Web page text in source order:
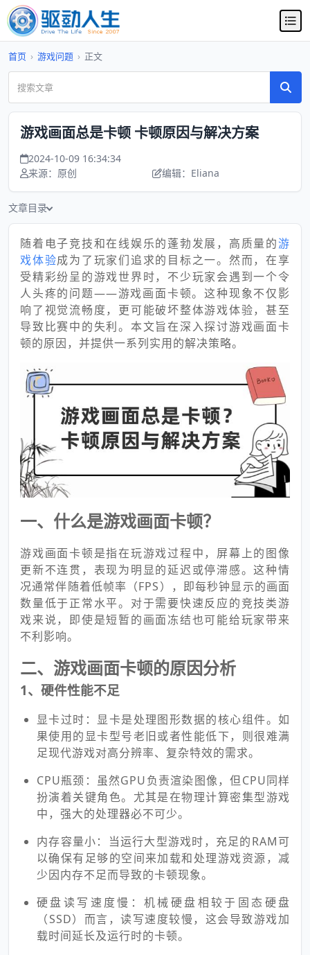
首页 › 游戏问题 › 正文
游戏画面总是卡顿 卡顿原因与解决方案
2024-10-09 16:34:34
来源：原创
编辑：Eliana
文章目录
随着电子竞技和在线娱乐的蓬勃发展，高质量的游
戏体验成为了玩家们追求的目标之一。然而，在享
受精彩纷呈的游戏世界时，不少玩家会遇到一个令
人头疼的问题——游戏画面卡顿。这种现象不仅影
响了视觉流畅度，更可能破坏整体游戏体验，甚至
导致比赛中的失利。本文旨在深入探讨游戏画面卡
顿的原因，并提供一系列实用的解决策略。
一、什么是游戏画面卡顿？
游戏画面卡顿是指在玩游戏过程中，屏幕上的图像
更新不连贯，表现为明显的延迟或停滞感。这种情
况通常伴随着低帧率（FPS），即每秒钟显示的画面
数量低于正常水平。对于需要快速反应的竞技类游
戏来说，即使是短暂的画面冻结也可能给玩家带来
不利影响。
二、游戏画面卡顿的原因分析
1、硬件性能不足
显卡过时：显卡是处理图形数据的核心组件。如
果使用的显卡型号老旧或者性能低下，则很难满
足现代游戏对高分辨率、复杂特效的需求。
CPU瓶颈：虽然GPU负责渲染图像，但CPU同样
扮演着关键角色。尤其是在物理计算密集型游戏
中，强大的处理器必不可少。
内存容量小：当运行大型游戏时，充足的RAM可
以确保有足够的空间来加载和处理游戏资源，减
少因内存不足而导致的卡顿现象。
硬盘读写速度慢：机械硬盘相较于固态硬盘
（SSD）而言，读写速度较慢，这会导致游戏加
载时间延长及运行时的卡顿。